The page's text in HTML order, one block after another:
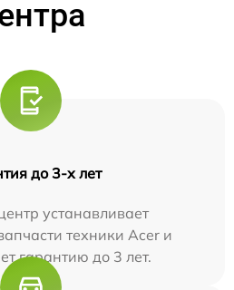
до 3-х лет
устанавливает
техники Acer и
гарантию до 3 лет.